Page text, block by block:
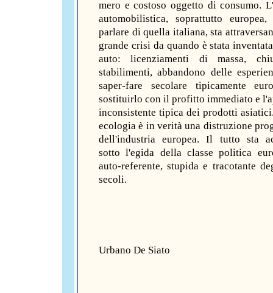
Urbano De Siato